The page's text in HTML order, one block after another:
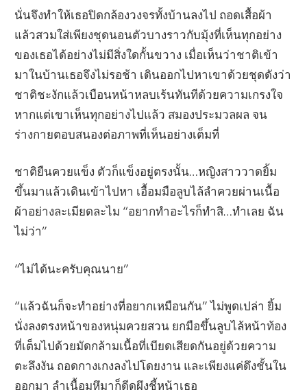
นั่นจึงทำให้เธอปิดกล้องวงจรทั้งบ้านลงไป ถอดเสื้อผ้า
แล้วสวมใส่เพียงชุดนอนตัวบางราวกับมุ้งที่เห็นทุกอย่าง
ของเธอได้อย่างไม่มีสิ่งใดกั้นขวาง เมื่อเห็นว่าชาติเข้า
มาในบ้านเธอจึงไม่รอช้า เดินออกไปหาเขาด้วยชุดดังว่า
ชาติชะงักแล้วเบือนหน้าหลบเร้นทันทีด้วยความเกรงใจ
หากแต่เขาเห็นทุกอย่างไปแล้ว สมองประมวลผล จน
ร่างกายตอบสนองต่อภาพที่เห็นอย่างเต็มที่
ชาติยืนควยแข็ง ตัวก็แข็งอยู่ตรงนั้น…หญิงสาววาดยิ้ม
ขึ้นมาแล้วเดินเข้าไปหา เอื้อมมือลูบไล้ลำควยผ่านเนื้อ
ผ้าอย่างละเมียดละไม “อยากทำอะไรก็ทำสิ…ทำเลย ฉัน
ไม่ว่า”
“ไม่ได้นะครับคุณนาย”
“แล้วฉันก็จะทำอย่างที่อยากเหมือนกัน” ไม่พูดเปล่า ยิ้ม
นั่งลงตรงหน้าของหนุ่มควยสวน ยกมือขึ้นลูบไล้หน้าท้อง
ที่เต็มไปด้วยมัดกล้ามเนื้อที่เบียดเสียดกันอยู่ด้วยความ
ตะลึงงัน ถอดกางเกงลงไปโดยงาน และเพียงแค่ดึงชั้นใน
ออกมา ลำเนื้อมหึมาก็ดีดผึงชี้หน้าเธอ